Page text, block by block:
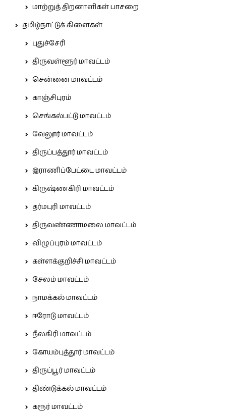
மாற்றுத் திறனாளிகள் பாசறை
தமிழ்நாட்டுக் கிளைகள்
புதுச்சேரி
திருவள்ளூர் மாவட்டம்
சென்னை மாவட்டம்
காஞ்சிபுரம்
செங்கல்பட்டு மாவட்டம்
வேலூர் மாவட்டம்
திருப்பத்தூர் மாவட்டம்
இராணிப்பேட்டை மாவட்டம்
கிருஷ்ணகிரி மாவட்டம்
தர்மபுரி மாவட்டம்
திருவண்ணாமலை மாவட்டம்
விழுப்புரம் மாவட்டம்
கள்ளக்குறிச்சி மாவட்டம்
சேலம் மாவட்டம்
நாமக்கல் மாவட்டம்
ஈரோடு மாவட்டம்
நீலகிரி மாவட்டம்
கோயம்புத்தூர் மாவட்டம்
திருப்பூர் மாவட்டம்
திண்டுக்கல் மாவட்டம்
கரூர் மாவட்டம்